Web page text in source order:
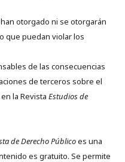
otorgado ni se otorgarán
que puedan violar los
de las consecuencias
de terceros sobre el
la Revista Estudios de
de Derecho Públicoes una
es gratuito. Se permite